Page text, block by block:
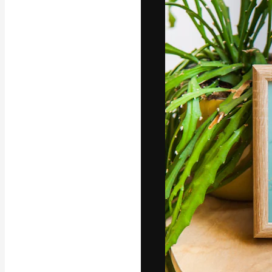
La plateforme
vos meilleurs
d’abonnés :
studios.
Français
Copyright © 2010-